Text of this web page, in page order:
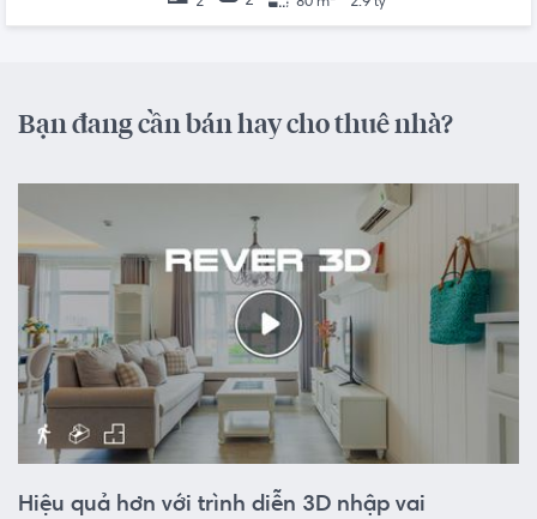
Bạn đang cần bán hay cho thuê nhà?
Hiệu quả hơn với trình diễn 3D nhập vai